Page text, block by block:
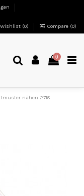
Wishlist (0) Compare (0)
0
nähen 2718